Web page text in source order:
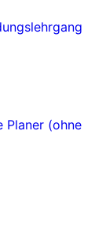
Planer (ohne